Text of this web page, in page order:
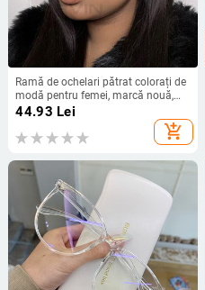
Ramă de ochelari pătrat colorați de
modă pentru femei, marcă nouă,
negru, anti-albastru, ramă de
ochelari pentru computer, nuanțe
feminine
44.93 Lei
add_shopping_cart